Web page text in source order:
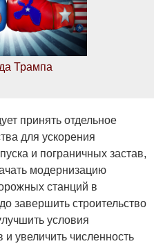
Трампа
принять отдельное
для ускорения
и пограничных застав,
модернизацию
станций в
завершить строительство
условия
увеличить численность